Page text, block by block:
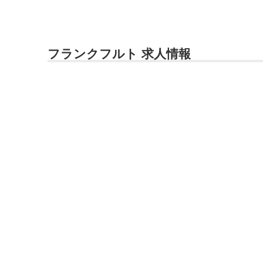
フランクフルト 求人情報